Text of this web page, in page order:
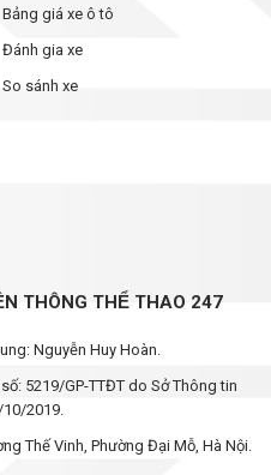
Bảng giá xe ô tô
Đánh gia xe
So sánh xe
THÔNG THỂ THAO 247
Nguyễn Huy Hoàn.
5219/GP-TTĐT do Sở Thông tin
2019.
Thế Vinh, Phường Đại Mỗ, Hà Nội.